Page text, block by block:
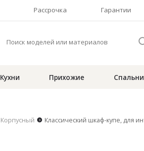
Рассрочка Гарантии
Кухни Прихожие Спальни
Корпусный Классический шкаф-купе, для